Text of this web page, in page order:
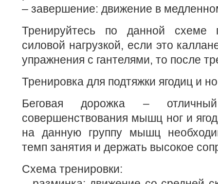
– завершение: движение в
Тренируйтесь по данной схеме
силовой нагрузкой, если это
упражнения с гантелями, то после
Тренировка для подтяжки ягодиц и
Беговая дорожка –
совершенствования мышц ног и
на данную группу мышц
темп занятия и держать высокое
Схема тренировки: